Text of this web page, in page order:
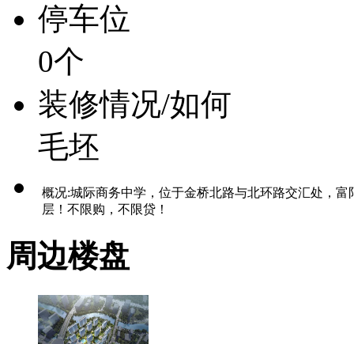
停车位
0个
装修情况/如何
毛坯
概况:城际商务中学，位于金桥北路与北环路交汇处，
层！不限购，不限贷！
周边楼盘